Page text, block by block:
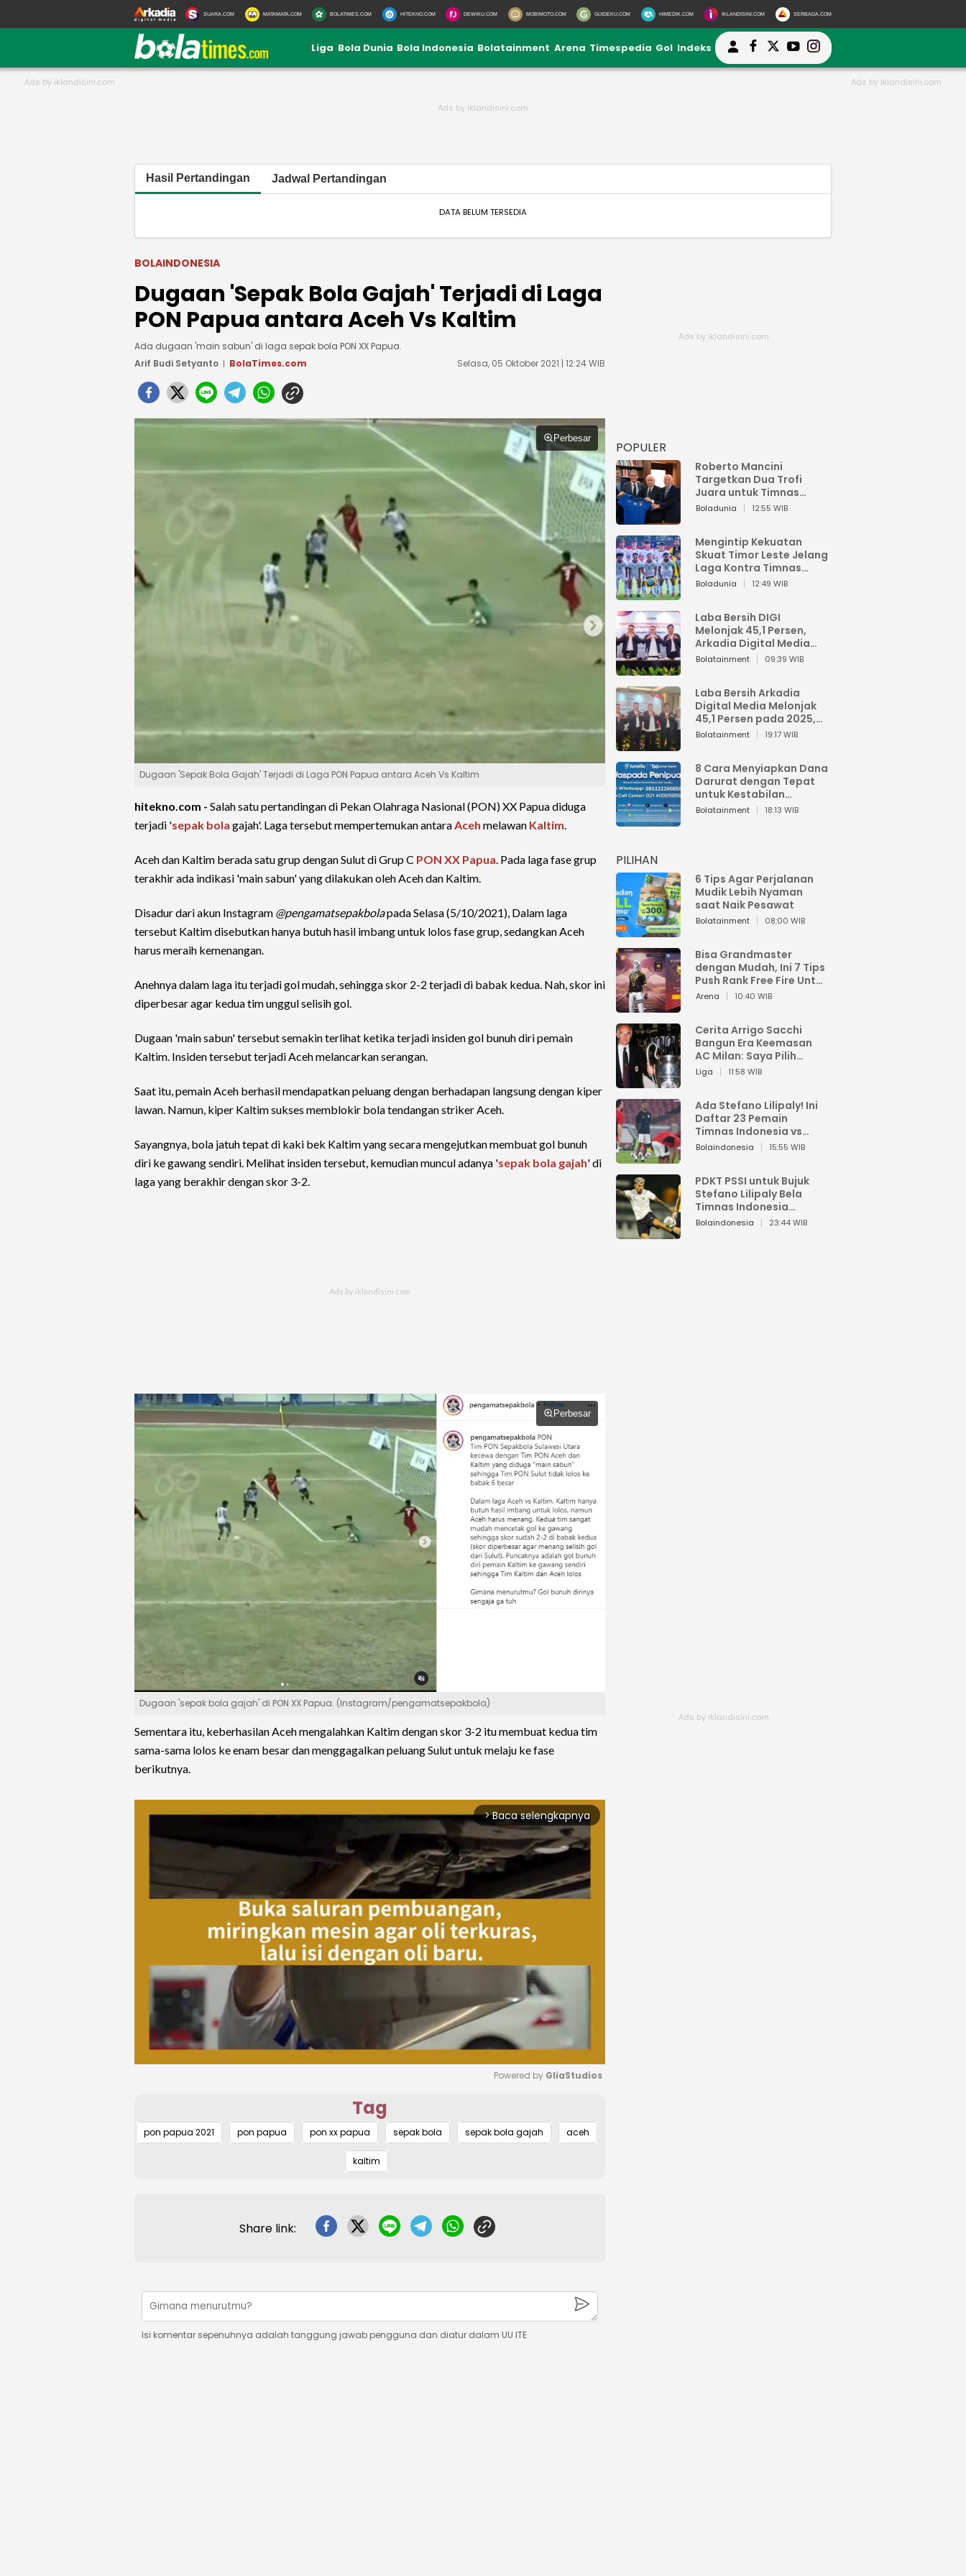
SUARA.COM MATAMATA.COM BOLATIMES.COM HITEKNO.COM DEWIKU.COM MOBIMOTO.COM GUIDEKU.COM HIMEDIK.COM IKLANDISINI.COM SERBADA.COM
Liga Bola Dunia Bola Indonesia Bolatainment Arena Timespedia Gol Indeks
Hasil Pertandingan Jadwal Pertandingan
DATA BELUM TERSEDIA
BOLAINDONESIA
Dugaan 'Sepak Bola Gajah' Terjadi di Laga
PON Papua antara Aceh Vs Kaltim
Ada dugaan 'main sabun' di laga sepak bola PON XX Papua.
Arif Budi Setyanto
BolaTimes.com Selasa, 05 Oktober 2021 | 12:24 WIB
Perbesar
Dugaan 'Sepak Bola Gajah' Terjadi di Laga PON Papua antara Aceh Vs Kaltim
hitekno.com - Salah satu pertandingan di Pekan Olahraga Nasional (PON) XX Papua diduga
terjadi 'sepak bola gajah'. Laga tersebut mempertemukan antaraAceh melawan Kaltim.
Aceh dan Kaltim berada satu grup dengan Sulut di Grup C PON XX Papua. Pada laga fase grup
terakhir ada indikasi 'main sabun' yang dilakukan oleh Aceh dan Kaltim.
Disadur dari akun Instagram @pengamatsepakbolapada Selasa (5/10/2021), Dalam laga
tersebut Kaltim disebutkan hanya butuh hasil imbang untuk lolos fase grup, sedangkan Aceh
harus meraih kemenangan.
Anehnya dalam laga itu terjadi gol mudah, sehingga skor 2-2 terjadi di babak kedua. Nah, skor ini
diperbesar agar kedua tim unggul selisih gol.
Dugaan 'main sabun' tersebut semakin terlihat ketika terjadi insiden gol bunuh diri pemain
Kaltim. Insiden tersebut terjadi Aceh melancarkan serangan.
Saat itu, pemain Aceh berhasil mendapatkan peluang dengan berhadapan langsung dengan kiper
lawan. Namun, kiper Kaltim sukses memblokir bola tendangan striker Aceh.
Sayangnya, bola jatuh tepat di kaki bek Kaltim yang secara mengejutkan membuat gol bunuh
diri ke gawang sendiri. Melihat insiden tersebut, kemudian muncul adanya 'sepak bola gajah' di
laga yang berakhir dengan skor 3-2.
Perbesar
Dugaan 'sepak bola gajah' di PON XX Papua. (Instagram/pengamatsepakbola)
Sementara itu, keberhasilan Aceh mengalahkan Kaltim dengan skor 3-2 itu membuat kedua tim
sama-sama lolos ke enam besar dan menggagalkan peluang Sulut untuk melaju ke fase
berikutnya.
arrow_forward_ios Baca selengkapnya
Powered by GliaStudios
Tag
pon papua 2021 pon papua pon xx papua sepak bola sepak bola gajah aceh
kaltim
Share link:
Isi komentar sepenuhnya adalah tanggung jawab pengguna dan diatur dalam UU ITE
POPULER
Roberto Mancini
Targetkan Dua Trofi
Juara untuk Timnas
Italia
Boladunia 12:55 WIB
Mengintip Kekuatan
Skuat Timor Leste Jelang
Laga Kontra Timnas
Indonesia di Piala AFF
Boladunia 12:49 WIB
Laba Bersih DIGI
Melonjak 45,1 Persen,
Arkadia Digital Media
Perkuat Bisnis AI dan
Bolatainment 09:39 WIB
Laba Bersih Arkadia
Digital Media Melonjak
45,1 Persen pada 2025,
Sentuh Rp1,76 Miliar
Bolatainment 19:17 WIB
8 Cara Menyiapkan Dana
Darurat dengan Tepat
untuk Kestabilan
Keuangan
Bolatainment 18:13 WIB
PILIHAN
6 Tips Agar Perjalanan
Mudik Lebih Nyaman
saat Naik Pesawat
Bolatainment 08:00 WIB
Bisa Grandmaster
dengan Mudah, Ini 7 Tips
Push Rank Free Fire Untuk
Pemula
Arena 10:40 WIB
Cerita Arrigo Sacchi
Bangun Era Keemasan
AC Milan: Saya Pilih
Pemain dari Isi Otaknya
Liga 11:58 WIB
Ada Stefano Lilipaly! Ini
Daftar 23 Pemain
Timnas Indonesia vs
China
Bolaindonesia 15:55 WIB
PDKT PSSI untuk Bujuk
Stefano Lilipaly Bela
Timnas Indonesia
Berakhir Berantakan
Bolaindonesia 23:44 WIB